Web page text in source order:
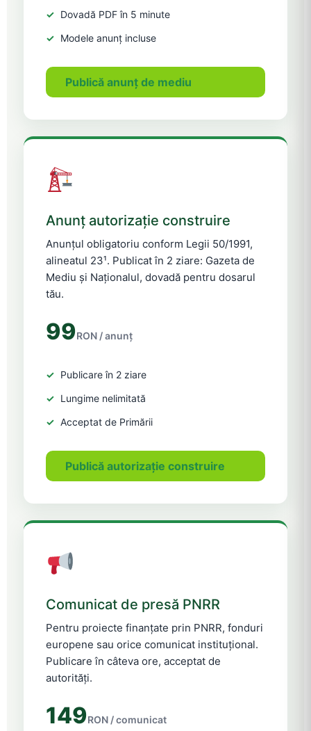
Dovadă PDF în 5 minute
Modele anunț incluse
Publică anunț de mediu
Anunț autorizație construire
Anunțul obligatoriu conform Legii 50/1991,
alineatul 23¹. Publicat în 2 ziare: Gazeta de
Mediu și Naționalul, dovadă pentru dosarul
tău.
99RON / anunț
Publicare în 2 ziare
Lungime nelimitată
Acceptat de Primării
Publică autorizație construire
Comunicat de presă PNRR
Pentru proiecte finanțate prin PNRR, fonduri
europene sau orice comunicat instituțional.
Publicare în câteva ore, acceptat de
autorități.
149RON / comunicat